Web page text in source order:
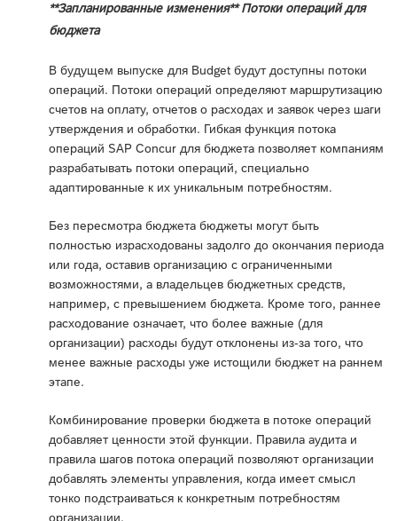
**Запланированные изменения** Потоки операций для
бюджета
В будущем выпуске для Budget будут доступны потоки
операций. Потоки операций определяют маршрутизацию
счетов на оплату, отчетов о расходах и заявок через шаги
утверждения и обработки. Гибкая функция потока
операций SAP Concur для бюджета позволяет компаниям
разрабатывать потоки операций, специально
адаптированные к их уникальным потребностям.
Без пересмотра бюджета бюджеты могут быть
полностью израсходованы задолго до окончания периода
или года, оставив организацию с ограниченными
возможностями, а владельцев бюджетных средств,
например, с превышением бюджета. Кроме того, раннее
расходование означает, что более важные (для
организации) расходы будут отклонены из-за того, что
менее важные расходы уже истощили бюджет на раннем
этапе.
Комбинирование проверки бюджета в потоке операций
добавляет ценности этой функции. Правила аудита и
правила шагов потока операций позволяют организации
добавлять элементы управления, когда имеет смысл
тонко подстраиваться к конкретным потребностям
организации.